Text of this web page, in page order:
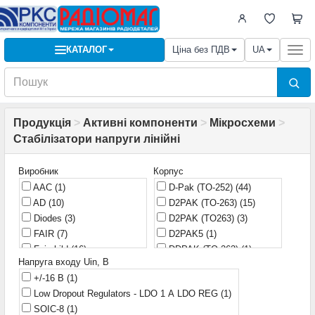
КАТАЛОГ Ціна без ПДВ UA
Продукція > Активні компоненти > Мікросхеми >
Стабілізатори напруги лінійні
Виробник
AAC (1)
AD (10)
Diodes (3)
FAIR (7)
Fairchild(16)
HGSEMI(2)
HOLTEK(1)
HTC(4)
IDCHIP(1)
Корпус
D-Pak (TO-252) (44)
D2PAK (TO-263) (15)
D2PAK (TO263) (3)
D2PAK5 (1)
DDPAK (TO-263)(1)
DPAK (1)
Напруга входу Uin, В
+/-16 В (1)
Low Dropout Regulators - LDO 1 А LDO REG (1)
SOIC-8 (1)